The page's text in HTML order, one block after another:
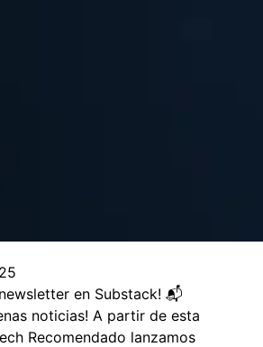
en Substack! 📬
noticias! A partir de esta
Recomendado lanzamos